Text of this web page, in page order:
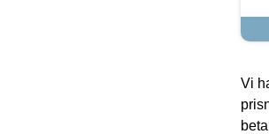
Vi